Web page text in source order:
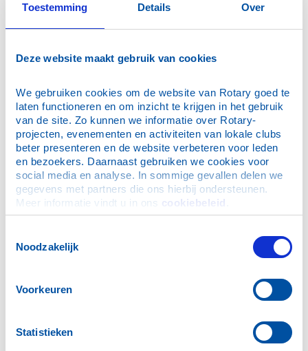
Toestemming Details Over
Deze website maakt gebruik van cookies
We gebruiken cookies om de website van Rotary goed te
laten functioneren en om inzicht te krijgen in het gebruik
van de site. Zo kunnen we informatie over Rotary-
projecten, evenementen en activiteiten van lokale clubs
beter presenteren en de website verbeteren voor leden
en bezoekers. Daarnaast gebruiken we cookies voor
social media en analyse. In sommige gevallen delen we
gegevens met partners die ons hierbij ondersteunen.
Meer informatie vindt u in ons cookiebeleid
Noodzakelijk
Voorkeuren
Statistieken
Wij kijken uit naar de volgende wijnproeverij!
Henk Keetell
16 maart 2026: Open Avond
9 maart 2026: Cheque voor Vrienden van Meander t.b.v.
herinrichting familiekamers IC
20 februari 2026, AD/Amersfoortse Courant:
Rouwadvertentie Frans Zwarts
26 januari 2026: Frans Zwarts temidden van 'zijn' Rotaryclub
Archief 2024-2025
Archief 2022-2023
Archief 2020-2021